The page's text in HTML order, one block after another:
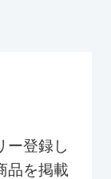
ー登録し
品を掲載